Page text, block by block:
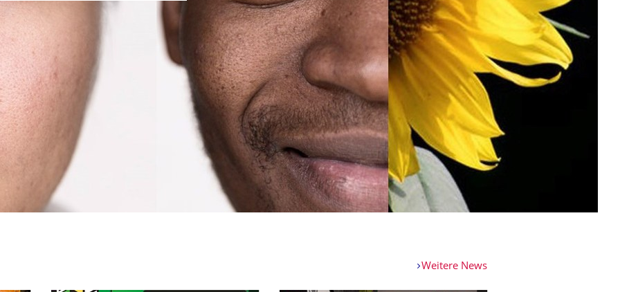
HOCHSCHULINSTITUT (IHI) ZITTAU
Weitere News